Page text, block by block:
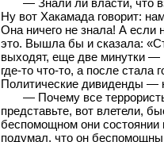
— Знали ли власти, что
Ну вот Хакамада говорит:
Она ничего не знала! А если
это. Вышла бы и сказала:
выходят, еще две минутки
где-то что-то, а после стала
Политические дивиденды —
— Почему все
представьте, вот влетели,
беспомощном они состоянии
подумал, что он